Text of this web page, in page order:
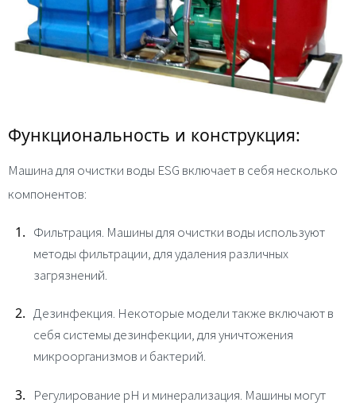
Функциональность и конструкция:
Машина для очистки воды ESG включает в себя несколько
компонентов:
Фильтрация. Машины для очистки воды используют
методы фильтрации, для удаления различных
загрязнений.
Дезинфекция. Некоторые модели также включают в
себя системы дезинфекции, для уничтожения
микроорганизмов и бактерий.
Регулирование pH и минерализация. Машины могут